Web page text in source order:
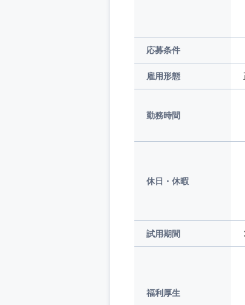
応募条件
雇用形態
勤務時間
休日・休暇
試用期間
福利厚生